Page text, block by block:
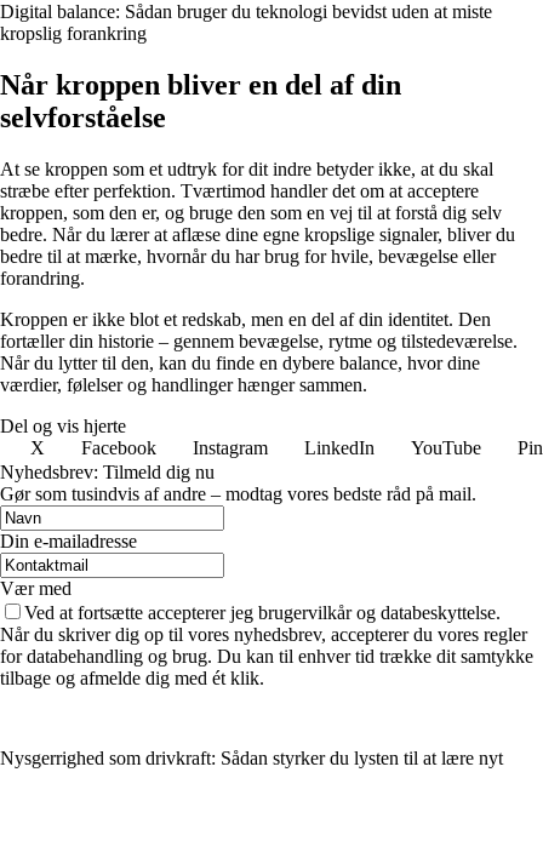
Digital balance: Sådan bruger du teknologi bevidst uden at miste
kropslig forankring
Når kroppen bliver en del af din
selvforståelse
At se kroppen som et udtryk for dit indre betyder ikke, at du skal
stræbe efter perfektion. Tværtimod handler det om at acceptere
kroppen, som den er, og bruge den som en vej til at forstå dig selv
bedre. Når du lærer at aflæse dine egne kropslige signaler, bliver du
bedre til at mærke, hvornår du har brug for hvile, bevægelse eller
forandring.
Kroppen er ikke blot et redskab, men en del af din identitet. Den
fortæller din historie – gennem bevægelse, rytme og tilstedeværelse.
Når du lytter til den, kan du finde en dybere balance, hvor dine
værdier, følelser og handlinger hænger sammen.
Del og vis hjerte
X
Facebook Instagram LinkedIn YouTube
Nyhedsbrev: Tilmeld dig nu
Gør som tusindvis af andre – modtag vores bedste råd på mail.
Din e-mailadresse
Vær med
Ved at fortsætte accepterer jeg brugervilkår og databeskyttelse.
Når du skriver dig op til vores nyhedsbrev, accepterer du vores regler
for databehandling og brug. Du kan til enhver tid trække dit samtykke
tilbage og afmelde dig med ét klik.
Nysgerrighed som drivkraft: Sådan styrker du lysten til at lære nyt